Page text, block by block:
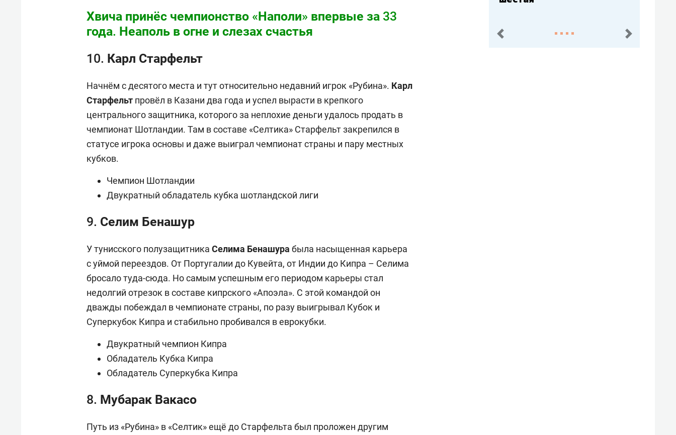
Хвича принёс чемпионство «Наполи» впервые за 33
года. Неаполь в огне и слезах счастья
10. Карл Старфельт
Начнём с десятого места и тут относительно недавний игрок «Рубина». Карл
Старфельт провёл в Казани два года и успел вырасти в крепкого
центрального защитника, которого за неплохие деньги удалось продать в
чемпионат Шотландии. Там в составе «Селтика» Старфельт закрепился в
статусе игрока основы и даже выиграл чемпионат страны и пару местных
кубков.
Чемпион Шотландии
Двукратный обладатель кубка шотландской лиги
9. Селим Бенашур
У тунисского полузащитника Селима Бенашура была насыщенная карьера
с уймой переездов. От Португалии до Кувейта, от Индии до Кипра – Селима
бросало туда-сюда. Но самым успешным его периодом карьеры стал
недолгий отрезок в составе кипрского «Апоэла». С этой командой он
дважды побеждал в чемпионате страны, по разу выигрывал Кубок и
Суперкубок Кипра и стабильно пробивался в еврокубки.
Двукратный чемпион Кипра
Обладатель Кубка Кипра
Обладатель Суперкубка Кипра
8. Мубарак Вакасо
Путь из «Рубина» в «Селтик» ещё до Старфельта был проложен другим
пред. след.